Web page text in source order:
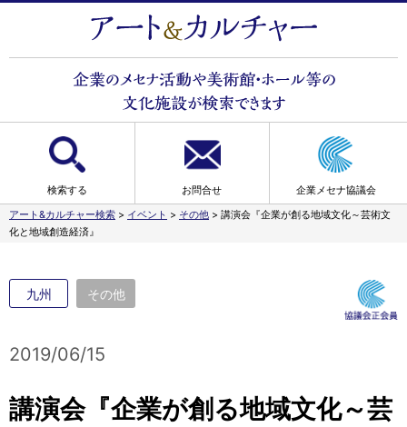
検索する お問合せ
企業メセナ協議会
アート&カルチャー検索 > イベント > その他 > 講演会『企業が創る地域文化～芸術文
化と地域創造経済』
九州 その他
2019/06/15
講演会『企業が創る地域文化～芸